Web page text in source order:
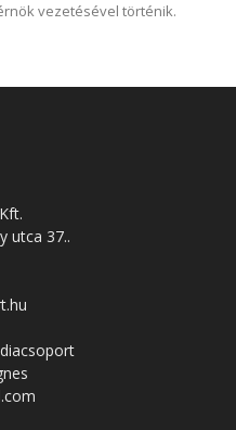
vezetésével történik.
utca 37..